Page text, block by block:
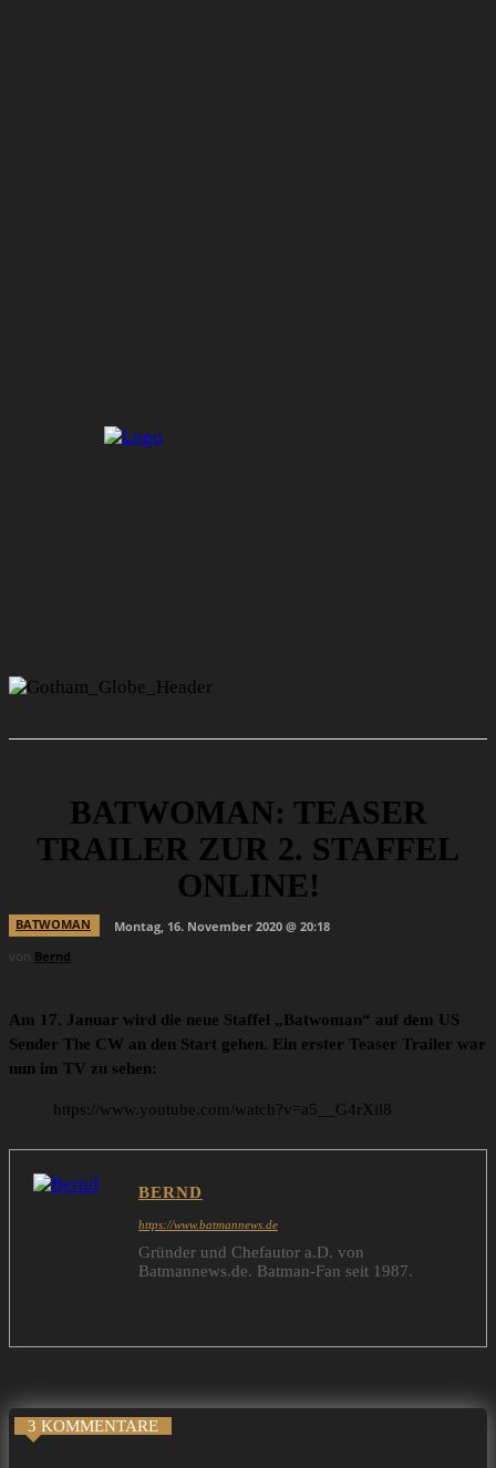
BATWOMAN: TEASER
TRAILER ZUR 2. STAFFEL
ONLINE!
BATWOMAN
Montag, 16. November 2020 @ 20:18
von Bernd
Am 17. Januar wird die neue Staffel „Batwoman“ auf dem US
Sender The CW an den Start gehen. Ein erster Teaser Trailer war
nun im TV zu sehen:
https://www.youtube.com/watch?v=a5__G4rXil8
BERND
https://www.batmannews.de
Gründer und Chefautor a.D. von
Batmannews.de. Batman-Fan seit 1987.
3 KOMMENTARE